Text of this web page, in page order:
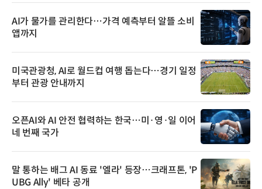
AI가 물가를 관리한다…가격 예측부터 알뜰 소비
앱까지
미국관광청, AI로 월드컵 여행 돕는다…경기 일정
부터 관광 안내까지
오픈AI와 AI 안전 협력하는 한국…미·영·일 이어
네 번째 국가
말 통하는 배그 AI 동료 '엘라' 등장…크래프톤, 'P
UBG Ally' 베타 공개